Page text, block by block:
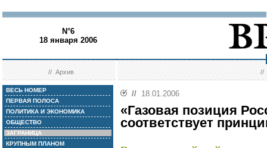
N°6
18 января 2006
//Архив //
ВЕСЬ НОМЕР
ПЕРВАЯ ПОЛОСА
ПОЛИТИКА И ЭКОНОМИКА
ОБЩЕСТВО
ЗАГРАНИЦА
КРУПНЫМ ПЛАНОМ
// 18.01.2006
«Газовая позиция
соответствует